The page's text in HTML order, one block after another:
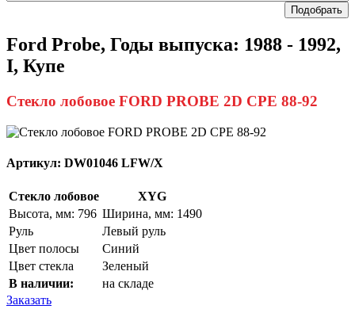
Подобрать
Ford Probe, Годы выпуска: 1988 - 1992,
I, Купе
Стекло лобовое FORD PROBE 2D CPE 88-92
Артикул: DW01046 LFW/X
Стекло лобовое
XYG
Высота, мм: 796 Ширина, мм: 1490
Руль
Левый руль
Цвет полосы
Синий
Цвет стекла
Зеленый
В наличии:
на складе
Заказать